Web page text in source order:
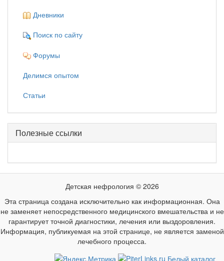
Дневники
Поиск по сайту
Форумы
Делимся опытом
Статьи
Полезные ссылки
Детская нефрология © 2026
Эта страница создана исключительно как информационная. Она
не заменяет непосредственного медицинского вмешательства и не
гарантирует точной диагностики, лечения или выздоровления.
Информация, публикуемая на этой странице, не является заменой
лечебного процесса.